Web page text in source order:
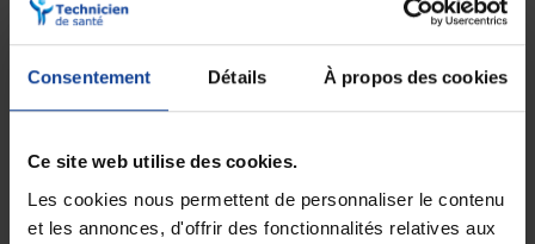
Consentement Détails À propos des cookies
Ce site web utilise des cookies.
Les cookies nous permettent de personnaliser le contenu
et les annonces, d'offrir des fonctionnalités relatives aux
Interlocksont fabriquées dans un
coton doux, naturel, respirant et
d'enfilage qui garantit un gain de temps et un apaisement conséquent.
l'hiver.L'enfilage est très simple: une fermeture zippée est située
aux personnes désorientées (exemple : maladie d'Alzheimer ) d'enlever
leurs vêtements ou encore leurs protections contre l'incontinence.